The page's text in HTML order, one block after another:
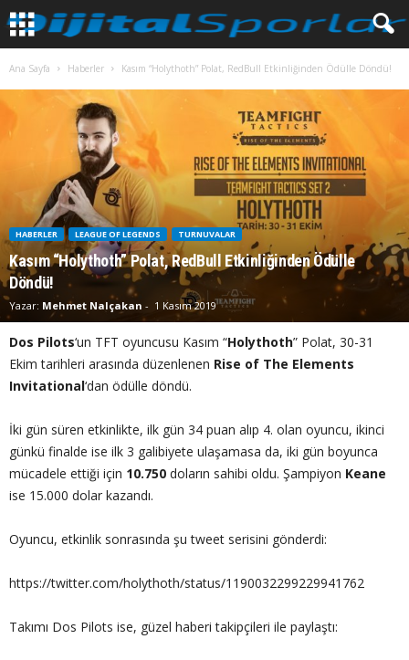
Ana Sayfa Haberler Kasım “Holythoth” Polat, RedBull Etkinliğinden Ödülle Döndü!
HABERLER LEAGUE OF LEGENDS TURNUVALAR
Kasım “Holythoth” Polat, RedBull Etkinliğinden Ödülle
Döndü!
Yazar: Mehmet Nalçakan - 1 Kasım 2019
Dos Pilots‘un TFT oyuncusu Kasım “Holythoth” Polat, 30-31
Ekim tarihleri arasında düzenlenen Rise of The Elements
Invitational‘dan ödülle döndü.
İki gün süren etkinlikte, ilk gün 34 puan alıp 4. olan oyuncu, ikinci
günkü finalde ise ilk 3 galibiyete ulaşamasa da, iki gün boyunca
mücadele ettiği için 10.750 doların sahibi oldu. Şampiyon Keane
ise 15.000 dolar kazandı.
Oyuncu, etkinlik sonrasında şu tweet serisini gönderdi:
https://twitter.com/holythoth/status/1190032299229941762
Takımı Dos Pilots ise, güzel haberi takipçileri ile paylaştı: